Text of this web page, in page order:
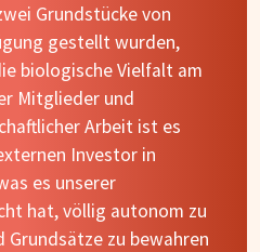
Grundstücke von
gestellt wurden,
biologische Vielfalt am
Mitglieder und
Arbeit ist es
Investor in
es unserer
hat, völlig autonom zu
Grundsätze zu bewahren